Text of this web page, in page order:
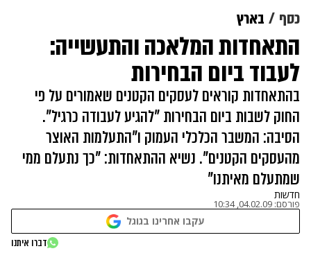
כסף בארץ
התאחדות המלאכה והתעשייה:
לעבוד ביום הבחירות
בהתאחדות קוראים לעסקים הקטנים שאמורים על פי
החוק לשבות ביום הבחירות "להגיע לעבודה כרגיל".
הסיבה: המשבר הכלכלי העמוק ו"התעלמות האוצר
מהעסקים הקטנים". נשיא ההתאחדות: "כך נתעלם ממי
שמתעלם מאיתנו"
חדשות
פורסם: 04.02.09, 10:34
עקבו אחרינו בגוגל
דברו איתנו